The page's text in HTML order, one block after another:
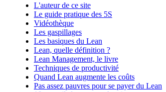
L'auteur de ce site
Le guide pratique des 5S
Vidéothèque
Les gaspillages
Les basiques du Lean
Lean, quelle définition ?
Lean Management, le livre
Techniques de productivité
Quand Lean augmente les coûts
Pas assez pauvres pour se payer du Lean